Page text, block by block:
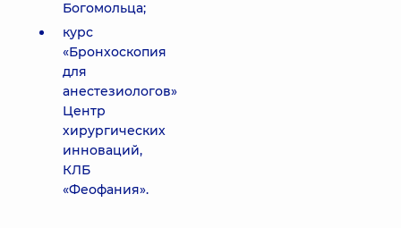
Богомольца;
курс
«Бронхоскопия
для
анестезиологов»
Центр
хирургических
инноваций,
КЛБ
«Феофания».